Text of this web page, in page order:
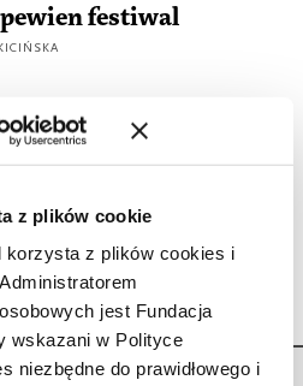
z plików cookie
korzysta z plików cookies i
jest Fundacja
wskazani w Polityce
niezbędne do prawidłowego i
festiwal
PONIEDZIAŁEK
Wolności